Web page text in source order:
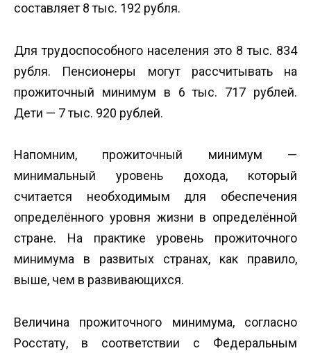
составляет 8 тыс. 192 рубля.
Для трудоспособного населения это 8 тыс. 834
рубля. Пенсионеры могут рассчитывать на
прожиточный минимум в 6 тыс. 717 рублей.
Дети — 7 тыс. 920 рублей.
Напомним, прожиточный минимум —
минимальный уровень дохода, который
считается необходимым для обеспечения
определённого уровня жизни в определённой
стране. На практике уровень прожиточного
минимума в развитых странах, как правило,
выше, чем в развивающихся.
Величина прожиточного минимума, согласно
Росстату, в соответствии с Федеральным